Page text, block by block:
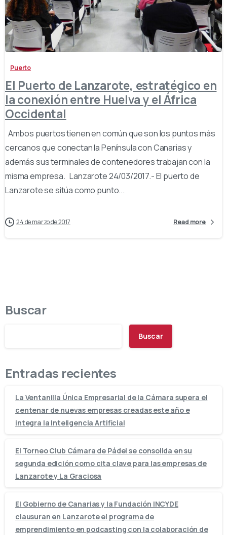
-
Puerto
El Puerto de Lanzarote, estratégico en
la conexión entre Huelva y el África
Occidental
Ambos puertos tienen en común que son los puntos más
cercanos que conectan la Península con Canarias y
además sus terminales de contenedores trabajan con la
misma empresa. Lanzarote 24/03/2017.- El puerto de
Lanzarote se sitúa como punto...
24 de marzo de 2017 Read more
Buscar
Buscar
Entradas recientes
La Ventanilla Única Empresarial de la Cámara supera el
centenar de nuevas empresas creadas este año e
integra la Inteligencia Artificial
El Torneo Club Cámara de Pádel se consolida en su
segunda edición como cita clave para las empresas de
Lanzarote y La Graciosa
El Gobierno de Canarias y la Fundación INCYDE
clausuran en Lanzarote el programa de
emprendimiento en podcasting con la colaboración de